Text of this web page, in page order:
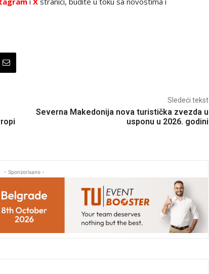
Sledeći tekst
Severna Makedonija nova turistička zvezda u
usponu u 2026. godini
- Sponzorisano -